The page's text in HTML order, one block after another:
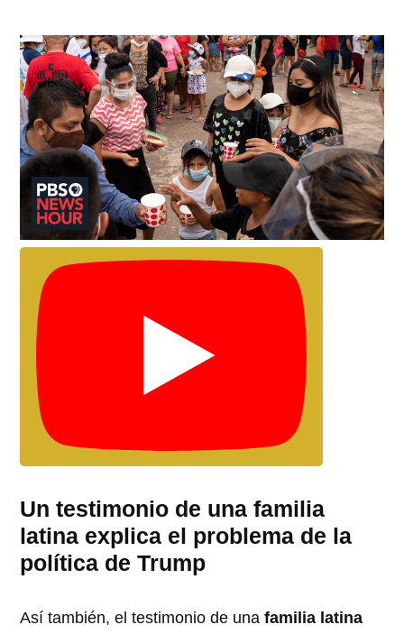
Un testimonio de una familia
latina explica el problema de la
política de Trump
Así también, el testimonio de una familia latina